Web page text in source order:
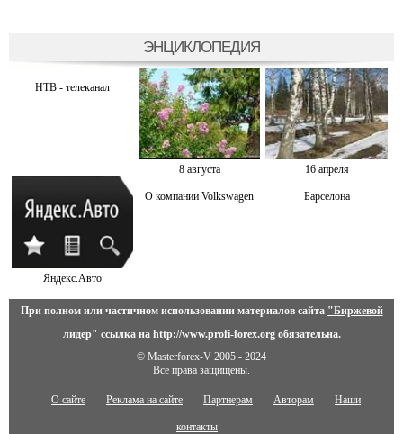
ЭНЦИКЛОПЕДИЯ
НТВ - телеканал
8 августа 16 апреля
Яндекс.Авто
О компании Volkswagen Барселона
При полном или частичном использовании материалов сайта "Биржевой
лидер" ссылка на http://www.profi-forex.orgобязательна.
© Masterforex-V 2005 - 2024
Все права защищены.
О сайте Реклама на сайте Партнерам Авторам Наши
контакты